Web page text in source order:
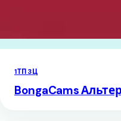
1ТП3Ц
BongaCams